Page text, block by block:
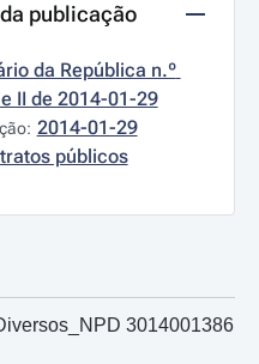
publicação
da República n.º
II de 2014-01-29
2014-01-29
públicos
3014001386